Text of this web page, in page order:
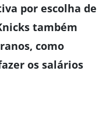
por escolha de
também
como
os salários